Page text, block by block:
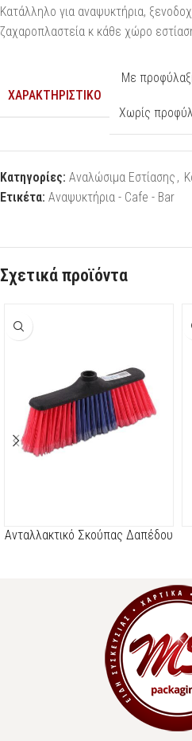
Κατάλληλο για αναψυκτήρια,
ζαχαροπλαστεία κ κάθε χώρο
ΧΑΡΑΚΤΗΡΙΣΤΙΚΌ
Με
Χωρίς
Κατηγορίες: Αναλώσιμα Εστίασης ,
Ετικέτα: Αναψυκτήρια - Cafe - Bar
Σχετικά προϊόντα
Ανταλλακτικό Σκούπας Δαπέδου